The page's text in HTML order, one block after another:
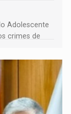
Adolescente
crimes de